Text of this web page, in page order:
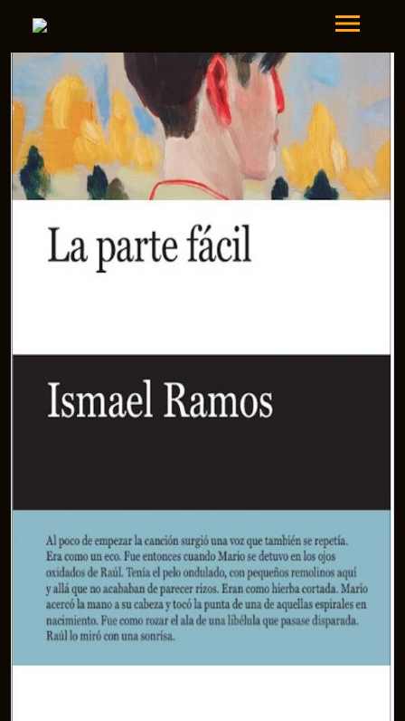
Ismael Ramos